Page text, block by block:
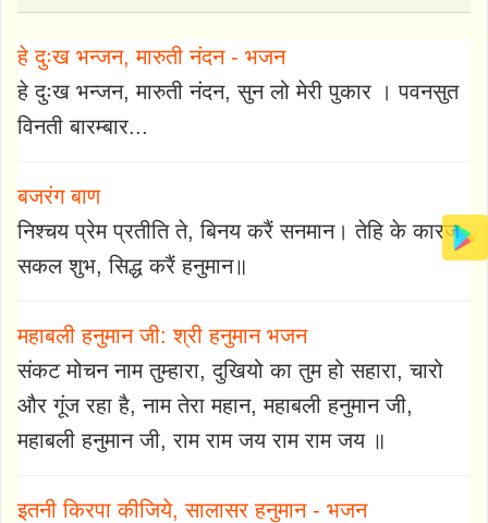
हे दुःख भन्जन, मारुती नंदन - भजन
हे दुःख भन्जन, मारुती नंदन, सुन लो मेरी पुकार । पवनसुत
विनती बारम्बार...
बजरंग बाण
निश्चय प्रेम प्रतीति ते, बिनय करैं सनमान। तेहि के कारज
सकल शुभ, सिद्ध करैं हनुमान॥
महाबली हनुमान जी: श्री हनुमान भजन
संकट मोचन नाम तुम्हारा, दुखियो का तुम हो सहारा, चारो
और गूंज रहा है, नाम तेरा महान, महाबली हनुमान जी,
महाबली हनुमान जी, राम राम जय राम राम जय ॥
इतनी किरपा कीजिये, सालासर हनुमान - भजन